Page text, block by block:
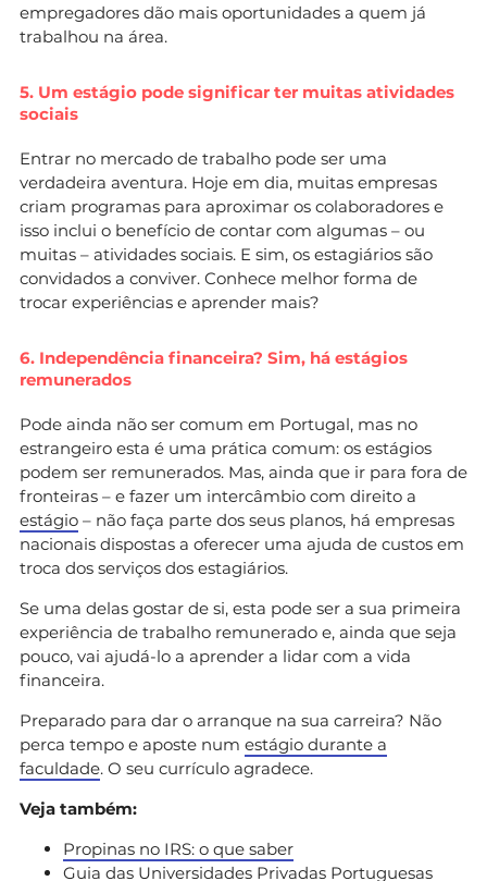
empregadores dão mais oportunidades a quem já
trabalhou na área.
5. Um estágio pode significar ter muitas atividades
sociais
Entrar no mercado de trabalho pode ser uma
verdadeira aventura. Hoje em dia, muitas empresas
criam programas para aproximar os colaboradores e
isso inclui o benefício de contar com algumas – ou
muitas – atividades sociais. E sim, os estagiários são
convidados a conviver. Conhece melhor forma de
trocar experiências e aprender mais?
6. Independência financeira? Sim, há estágios
remunerados
Pode ainda não ser comum em Portugal, mas no
estrangeiro esta é uma prática comum: os estágios
podem ser remunerados. Mas, ainda que ir para fora de
fronteiras – e fazer um intercâmbio com direito a
estágio – não faça parte dos seus planos, há empresas
nacionais dispostas a oferecer uma ajuda de custos em
troca dos serviços dos estagiários.
Se uma delas gostar de si, esta pode ser a sua primeira
experiência de trabalho remunerado e, ainda que seja
pouco, vai ajudá-lo a aprender a lidar com a vida
financeira.
Preparado para dar o arranque na sua carreira? Não
perca tempo e aposte num estágio durante a
faculdade. O seu currículo agradece.
Veja também:
Propinas no IRS: o que saber
Guia das Universidades Privadas Portuguesas